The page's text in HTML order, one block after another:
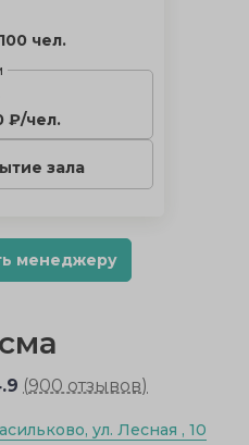
чел.
₽/чел.
зала
менеджеру
(900 отзывов)
ул. Лесная , 10